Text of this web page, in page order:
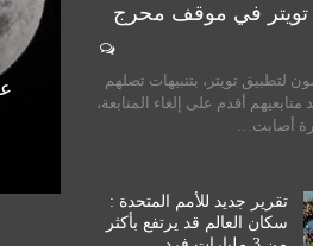
في موقف محرج
لتطبيق تويتر، بتنبيهات تصلهم
متابعيهم أقدم على إلغاء المتابعة،
أصابت…
تقرير جديد للأمم المتحدة :
سكان العالم قد يرتفع بأكثر
المرجع الكبير السيد
طلبة مدرسة نور
للدراسات الحوزوية،…